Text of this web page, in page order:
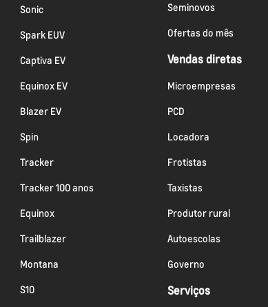
Sonic
Spark EUV
Captiva EV
Equinox EV
Blazer EV
Spin
Tracker
Tracker 100 anos
Equinox
Trailblazer
Montana
S10
Seminovos
Ofertas do mês
Vendas diretas
Microempresas
PCD
Locadora
Frotistas
Taxistas
Produtor rural
Autoescolas
Governo
Serviços